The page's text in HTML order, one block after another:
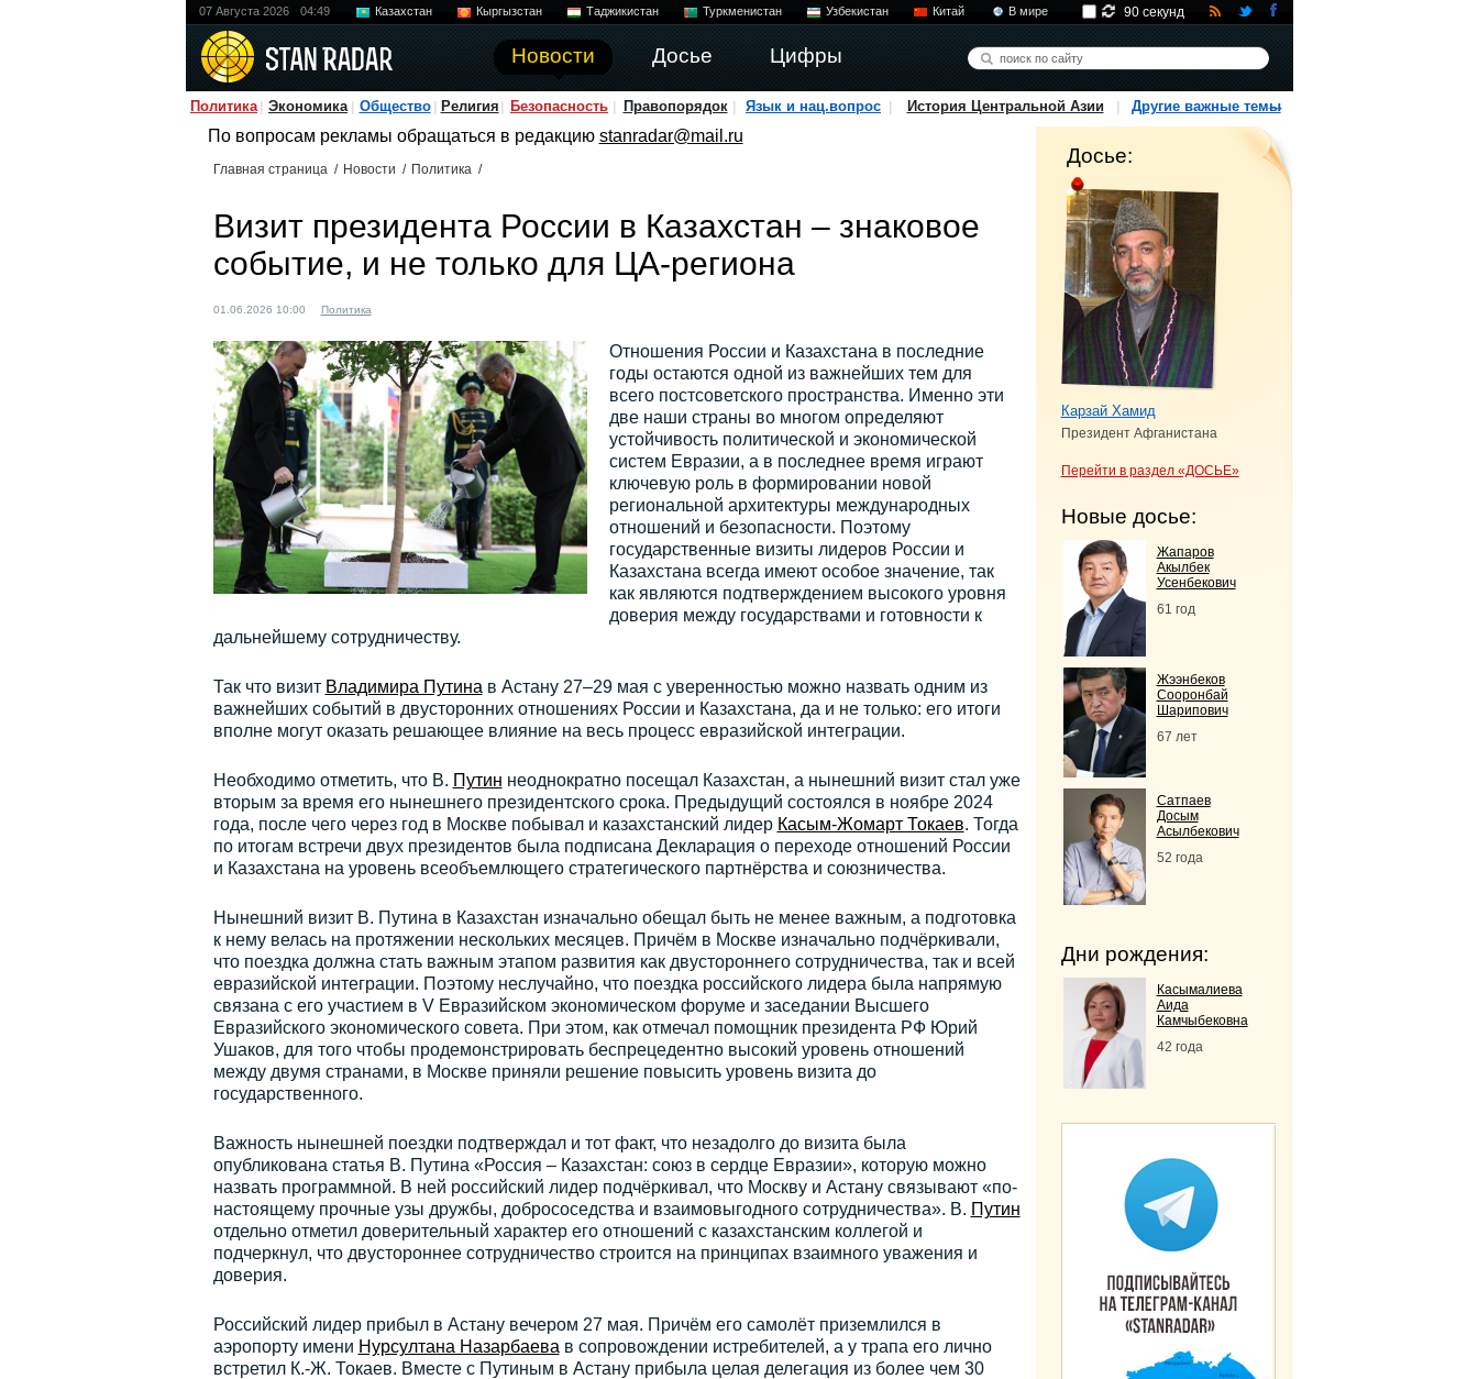
07 Августа 2026 04:49 Казахстан Кыргызстан Таджикистан Туркменистан Узбекистан Китай В мире
Новости Досье Цифры
90 секунд
Политика Экономика Общество Религия Безопасность Правопорядок Язык и нац.вопрос История Центральной Азии Другие важные темы
По вопросам рекламы обращаться в редакцию stanradar@mail.ru
Главная страница / Новости / Политика /
Визит президента России в Казахстан – знаковое
событие, и не только для ЦА-региона
01.06.2026 10:00 Политика
Отношения России и Казахстана в последние
годы остаются одной из важнейших тем для
всего постсоветского пространства. Именно эти
две наши страны во многом определяют
устойчивость политической и экономической
систем Евразии, а в последнее время играют
ключевую роль в формировании новой
региональной архитектуры международных
отношений и безопасности. Поэтому
государственные визиты лидеров России и
Казахстана всегда имеют особое значение, так
как являются подтверждением высокого уровня
доверия между государствами и готовности к
дальнейшему сотрудничеству.
Так что визит Владимира Путина в Астану 27–29 мая с уверенностью можно назвать одним из
важнейших событий в двусторонних отношениях России и Казахстана, да и не только: его итоги
вполне могут оказать решающее влияние на весь процесс евразийской интеграции.
Необходимо отметить, что В. Путин неоднократно посещал Казахстан, а нынешний визит стал уже
вторым за время его нынешнего президентского срока. Предыдущий состоялся в ноябре 2024
года, после чего через год в Москве побывал и казахстанский лидер Касым-Жомарт Токаев. Тогда
по итогам встречи двух президентов была подписана Декларация о переходе отношений России
и Казахстана на уровень всеобъемлющего стратегического партнёрства и союзничества.
Нынешний визит В. Путина в Казахстан изначально обещал быть не менее важным, а подготовка
к нему велась на протяжении нескольких месяцев. Причём в Москве изначально подчёркивали,
что поездка должна стать важным этапом развития как двустороннего сотрудничества, так и всей
евразийской интеграции. Поэтому неслучайно, что поездка российского лидера была напрямую
связана с его участием в V Евразийском экономическом форуме и заседании Высшего
Евразийского экономического совета. При этом, как отмечал помощник президента РФ Юрий
Ушаков, для того чтобы продемонстрировать беспрецедентно высокий уровень отношений
между двумя странами, в Москве приняли решение повысить уровень визита до
государственного.
Важность нынешней поездки подтверждал и тот факт, что незадолго до визита была
опубликована статья В. Путина «Россия – Казахстан: союз в сердце Евразии», которую можно
назвать программной. В ней российский лидер подчёркивал, что Москву и Астану связывают «по-
настоящему прочные узы дружбы, добрососедства и взаимовыгодного сотрудничества». В. Путин
отдельно отметил доверительный характер его отношений с казахстанским коллегой и
подчеркнул, что двустороннее сотрудничество строится на принципах взаимного уважения и
доверия.
Российский лидер прибыл в Астану вечером 27 мая. Причём его самолёт приземлился в
аэропорту имени Нурсултана Назарбаева в сопровождении истребителей, а у трапа его лично
встретил К.-Ж. Токаев. Вместе с Путиным в Астану прибыла целая делегация из более чем 30
Досье:
Карзай Хамид
Президент Афганистана
Перейти в раздел «ДОСЬЕ»
Новые досье:
Жапаров
Акылбек
Усенбекович
61 год
Жээнбеков
Сооронбай
Шарипович
67 лет
Сатпаев
Досым
Асылбекович
52 года
Дни рождения:
Касымалиева
Аида
Камчыбековна
42 года